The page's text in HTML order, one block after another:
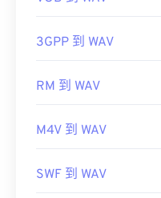
3GPP 到 WAV
RM 到 WAV
M4V 到 WAV
SWF 到 WAV